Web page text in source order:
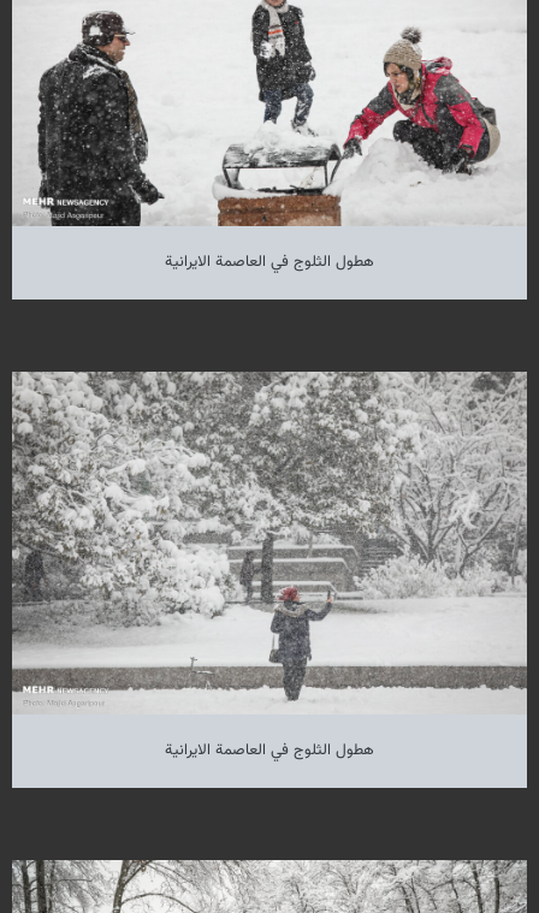
هطول الثلوج في العاصمة الايرانية
هطول الثلوج في العاصمة الايرانية